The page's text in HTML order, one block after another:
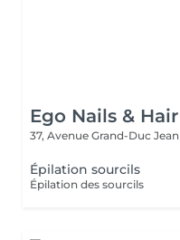
Ego Nails & Hair
37, Avenue Grand-Duc Jean
Épilation sourcils
Épilation des sourcils